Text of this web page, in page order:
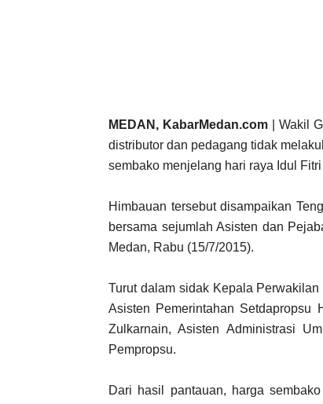
MEDAN, KabarMedan.com | Wakil
distributor dan pedagang tidak
sembako menjelang hari raya Idul
Himbauan tersebut disampaikan
bersama sejumlah Asisten dan
Medan, Rabu (15/7/2015).
Turut dalam sidak Kepala
Asisten Pemerintahan Setdapropsu
Zulkarnain, Asisten Administrasi
Pempropsu.
Dari hasil pantauan, harga